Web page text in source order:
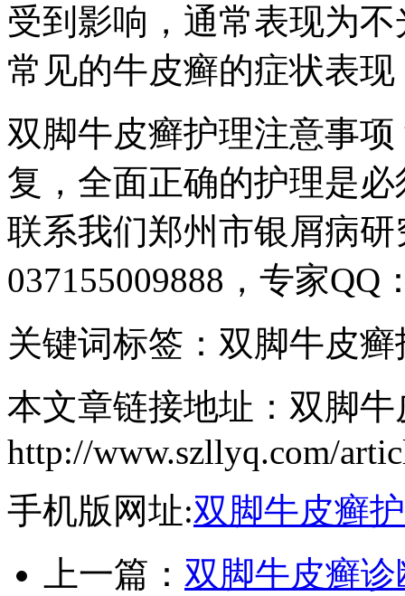
受到影响，通常表现为
常见的牛皮癣的症状表
双脚牛皮癣护理注意事
复，全面正确的护理是
联系我们郑州市银屑病
037155009888，专家QQ
关键词标签：双脚牛皮
本文章链接地址：双脚
http://www.szllyq.com/
手机版网址:双脚牛皮癣
上一篇： 双脚牛皮癣